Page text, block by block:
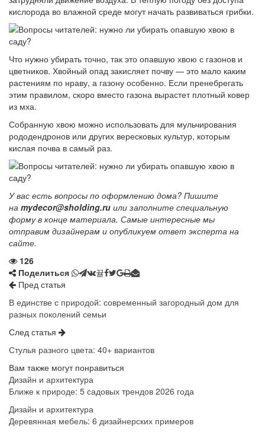
кислорода во влажной среде могут начать развиваться грибки.
Что нужно убирать точно, так это опавшую хвою с газонов и
цветников. Хвойный опад закисляет почву — это мало каким
растениям по нраву, а газону особенно. Если пренебрегать
этим правилом, скоро вместо газона вырастет плотный ковер
из мха.
Собранную хвою можно использовать для мульчирования
рододендронов или других вересковых культур, которым
кислая почва в самый раз.
У вас есть вопросы по оформлению дома? Пишите
на mydecor@sholding.ru или заполните специальную
форму в конце материала. Самые интересные мы
отправим дизайнерам и опубликуем ответ эксперта на
сайте.
126
Поделиться
Пред статья
В единстве с природой: современный загородный дом для
разных поколений семьи
След статья
Стулья разного цвета: 40+ вариантов
Вам также могут понравиться
Дизайн и архитектура
Ближе к природе: 5 садовых трендов 2026 года
Дизайн и архитектура
Деревянная мебель: 6 дизайнерских примеров